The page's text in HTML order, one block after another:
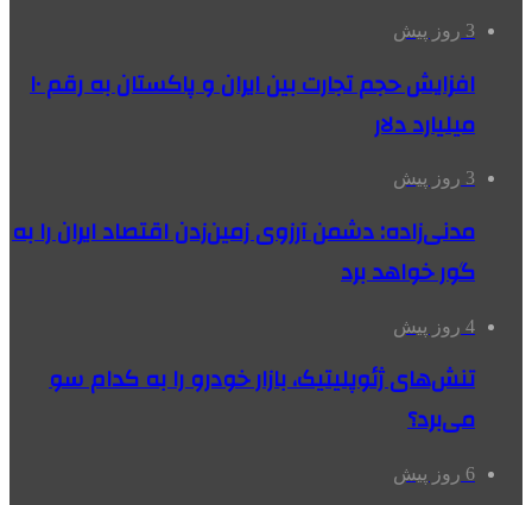
3 روز پیش
افزایش حجم تجارت بین ایران و پاکستان به رقم ۱۰
میلیارد دلار
3 روز پیش
مدنی‌زاده: دشمن آرزوی زمین‌زدن اقتصاد ایران را به
گور خواهد برد
4 روز پیش
تنش‌های ژئوپلیتیک، بازار خودرو را به کدام سو
می‌برد؟
6 روز پیش